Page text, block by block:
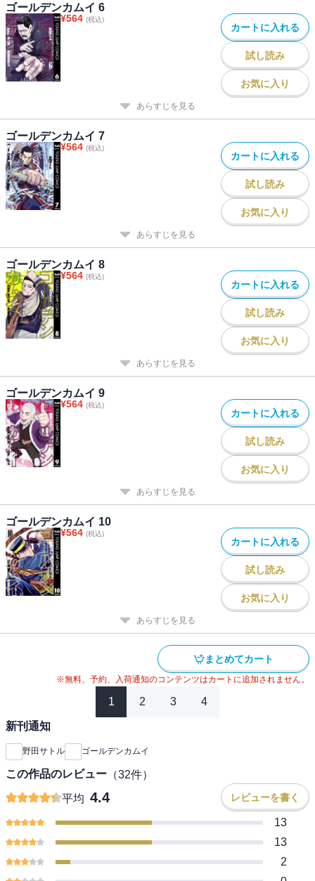
ゴールデンカムイ 6
¥564 (税込)
カートに入れる
試し読み
お気に入り
あらすじを見る
ゴールデンカムイ 7
¥564 (税込)
カートに入れる
試し読み
お気に入り
あらすじを見る
ゴールデンカムイ 8
¥564 (税込)
カートに入れる
試し読み
お気に入り
あらすじを見る
ゴールデンカムイ 9
¥564 (税込)
カートに入れる
試し読み
お気に入り
あらすじを見る
ゴールデンカムイ 10
¥564 (税込)
カートに入れる
試し読み
お気に入り
あらすじを見る
まとめてカート
※無料、予約、入荷通知のコンテンツはカートに追加されません。
1 2 3 4
新刊通知
野田サトル ゴールデンカムイ
この作品のレビュー （32件）
平均 4.4 レビューを書く
13
13
2